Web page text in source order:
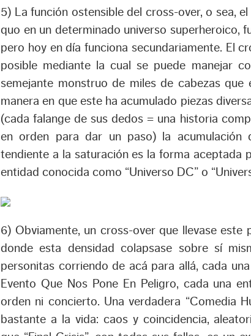
5) La función ostensible del cross-over, o sea,
quo en un determinado universo superheroico,
pero hoy en día funciona secundariamente. El
posible mediante la cual se puede manejar
semejante monstruo de miles de cabezas que
manera en que este ha acumulado piezas
(cada falange de sus dedos = una historia
en orden para dar un paso) la acumulación
tendiente a la saturación es la forma aceptada
entidad conocida como “Universo DC” o
6) Obviamente, un cross-over que llevase este
donde esta densidad colapsase sobre sí
personitas corriendo de acá para allá, cada
Evento Que Nos Pone En Peligro, cada una
orden ni concierto. Una verdadera “Comedia
bastante a la vida: caos y coincidencia,